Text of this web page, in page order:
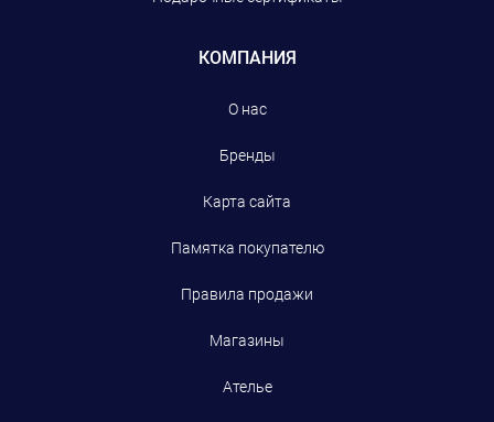
КОМПАНИЯ
О нас
Бренды
Карта сайта
Памятка покупателю
Правила продажи
Магазины
Ателье